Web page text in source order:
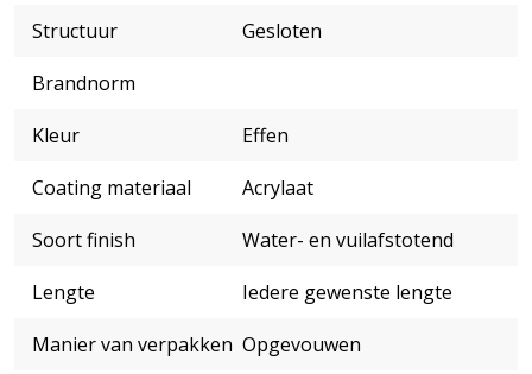
Structuur
Gesloten
Brandnorm
Kleur
Effen
Coating materiaal
Acrylaat
Soort finish
Water- en vuilafstotend
Lengte
Iedere gewenste lengte
Manier van verpakken Opgevouwen